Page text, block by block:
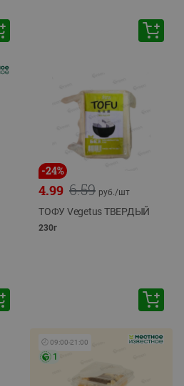
-24%
6.59
4.99 руб./шт
ТОФУ Vegetus ТВЕРДЫЙ
230г
🕘 09:00-21:00
1